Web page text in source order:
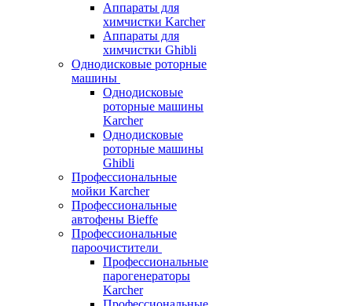
Аппараты для
химчистки Karcher
Аппараты для
химчистки Ghibli
Однодисковые роторные
машины
Однодисковые
роторные машины
Karcher
Однодисковые
роторные машины
Ghibli
Профессиональные
мойки Karcher
Профессиональные
автофены Bieffe
Профессиональные
пароочистители
Профессиональные
парогенераторы
Karcher